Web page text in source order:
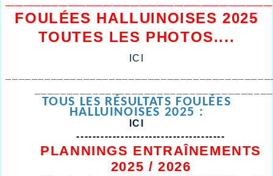
FOULÉES HALLUINOISES 2025
TOUTES LES PHOTOS....
ICI
TOUS LES RÉSULTATS FOULÉES
HALLUINOISES 2025 :
ICI
-------------------------------------
PLANNINGS ENTRAÎNEMENTS
2025 / 2026